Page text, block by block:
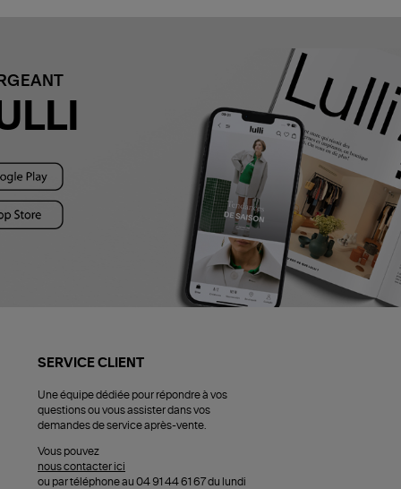
SERVICE CLIENT
Une équipe dédiée pour répondre à vos
questions ou vous assister dans vos
demandes de service après-vente.
Vous pouvez
nous contacter ici
ou par téléphone au 04 91 44 61 67 du lundi